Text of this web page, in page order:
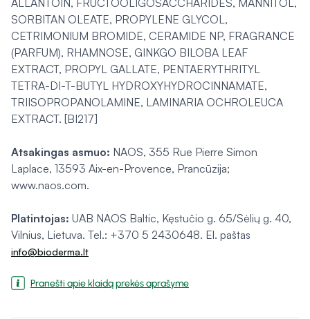
ALLANTOIN, FRUCTOOLIGOSACCHARIDES, MANNITOL,
SORBITAN OLEATE, PROPYLENE GLYCOL,
CETRIMONIUM BROMIDE, CERAMIDE NP, FRAGRANCE
(PARFUM), RHAMNOSE, GINKGO BILOBA LEAF
EXTRACT, PROPYL GALLATE, PENTAERYTHRITYL
TETRA-DI-T-BUTYL HYDROXYHYDROCINNAMATE,
TRIISOPROPANOLAMINE, LAMINARIA OCHROLEUCA
EXTRACT. [BI217]
Atsakingas asmuo: NAOS, 355 Rue Pierre Simon
Laplace, 13593 Aix-en-Provence, Prancūzija;
www.naos.com.
Platintojas: UAB NAOS Baltic, Kęstučio g. 65/Sėlių g. 40,
Vilnius, Lietuva. Tel.: +370 5 2430648. El. paštas
info@bioderma.lt
Pranešti apie klaidą prekės aprašyme